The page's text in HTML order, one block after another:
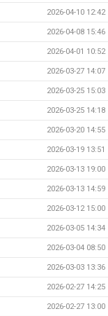
2026-04-10 12:42
2026-04-08 15:46
2026-04-01 10:52
2026-03-27 14:07
2026-03-25 15:03
2026-03-25 14:18
2026-03-20 14:55
2026-03-19 13:51
2026-03-13 19:00
2026-03-13 14:59
2026-03-12 15:00
2026-03-05 14:34
2026-03-04 08:50
2026-03-03 13:36
2026-02-27 14:25
2026-02-27 13:00